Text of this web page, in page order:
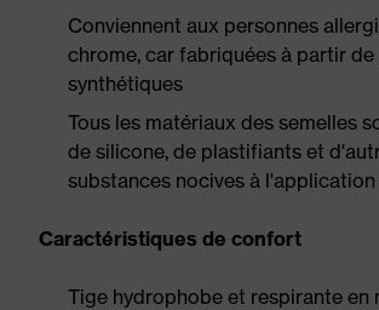
Conviennent aux personnes
chrome, car fabriquées à partir
synthétiques
Tous les matériaux des semelles
de silicone, de plastifiants et
substances nocives à
Caractéristiques de confort
Tige hydrophobe et respirante en